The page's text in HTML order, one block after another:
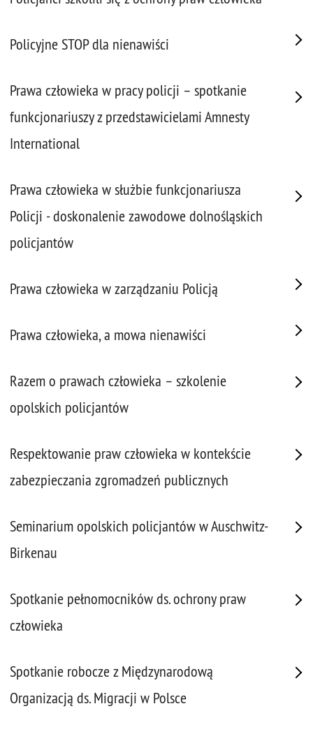
Policyjne STOP dla nienawiści
Prawa człowieka w pracy policji – spotkanie
funkcjonariuszy z przedstawicielami Amnesty
International
Prawa człowieka w służbie funkcjonariusza
Policji - doskonalenie zawodowe dolnośląskich
policjantów
Prawa człowieka w zarządzaniu Policją
Prawa człowieka, a mowa nienawiści
Razem o prawach człowieka – szkolenie
opolskich policjantów
Respektowanie praw człowieka w kontekście
zabezpieczania zgromadzeń publicznych
Seminarium opolskich policjantów w Auschwitz-
Birkenau
Spotkanie pełnomocników ds. ochrony praw
człowieka
Spotkanie robocze z Międzynarodową
Organizacją ds. Migracji w Polsce